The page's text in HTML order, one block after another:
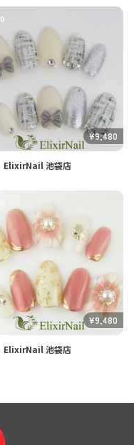
¥9,480
0
ElixirNail 池袋店
¥9,480
ElixirNail 池袋店